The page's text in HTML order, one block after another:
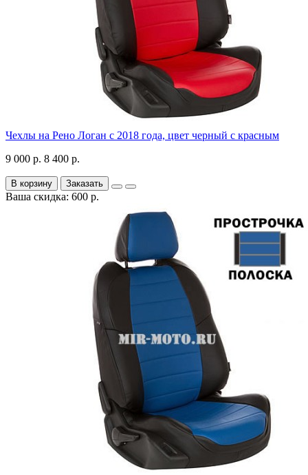
Чехлы на Рено Логан с 2018 года, цвет черный с красным
9 000 р. 8 400 р.
В корзину Заказать
Ваша скидка: 600 р.